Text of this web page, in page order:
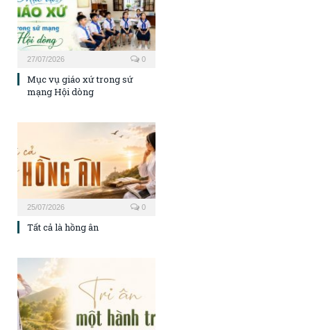
27/07/2026 0
Mục vụ giáo xứ trong sứ
mạng Hội dòng
25/07/2026 0
Tất cả là hồng ân